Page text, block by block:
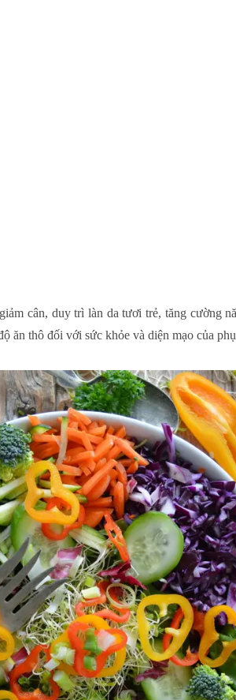
cân, duy trì làn da tươi trẻ, tăng cường
ăn thô đối với sức khỏe và diện mạo của